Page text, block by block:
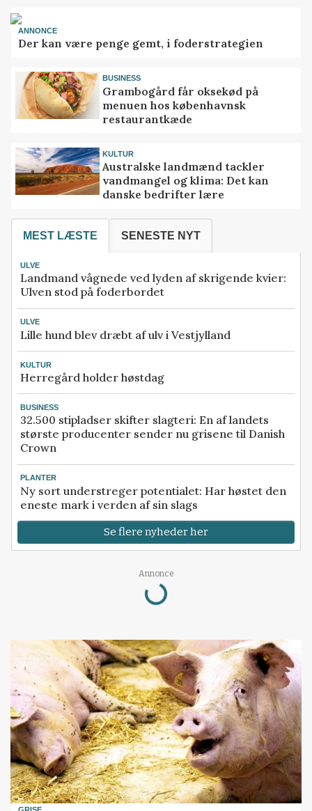
ANNONCE
Der kan være penge gemt, i foderstrategien
BUSINESS
Grambogård får oksekød på
menuen hos københavnsk
restaurantkæde
KULTUR
Australske landmænd tackler
vandmangel og klima: Det kan
danske bedrifter lære
MEST LÆSTE SENESTE NYT
ULVE
Landmand vågnede ved lyden af skrigende kvier:
Ulven stod på foderbordet
ULVE
Lille hund blev dræbt af ulv i Vestjylland
KULTUR
Herregård holder høstdag
BUSINESS
32.500 stipladser skifter slagteri: En af landets
største producenter sender nu grisene til Danish
Crown
PLANTER
Ny sort understreger potentialet: Har høstet den
eneste mark i verden af sin slags
Se flere nyheder her
Annonce
Loading...